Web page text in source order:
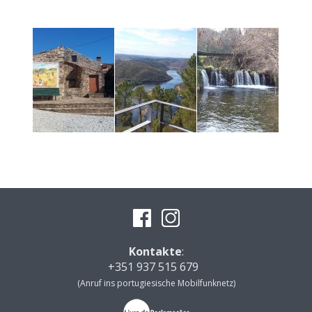
Kontakte:
+351 937 515 679
(Anruf ins portugiesische Mobilfunknetz)